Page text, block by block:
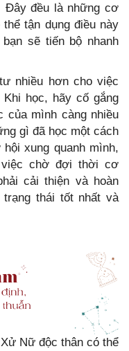
Đây đều là những cơ
tận dụng điều này
sẽ tiến bộ nhanh
nhiều hơn cho việc
học, hãy cố gắng
của mình càng nhiều
gì đã học một cách
xung quanh mình,
việc chờ đợi thời cơ
cải thiện và hoàn
thái tốt nhất và
Nữ độc thân có thể